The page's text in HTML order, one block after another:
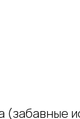
(забавные